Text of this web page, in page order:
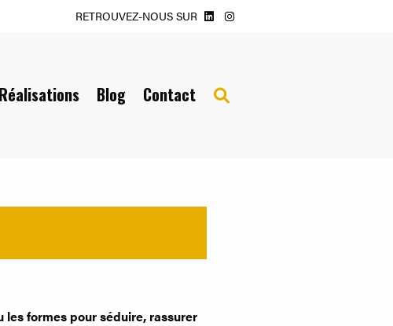
RETROUVEZ-NOUS SUR
Blog Contact
les formes pour séduire, rassurer